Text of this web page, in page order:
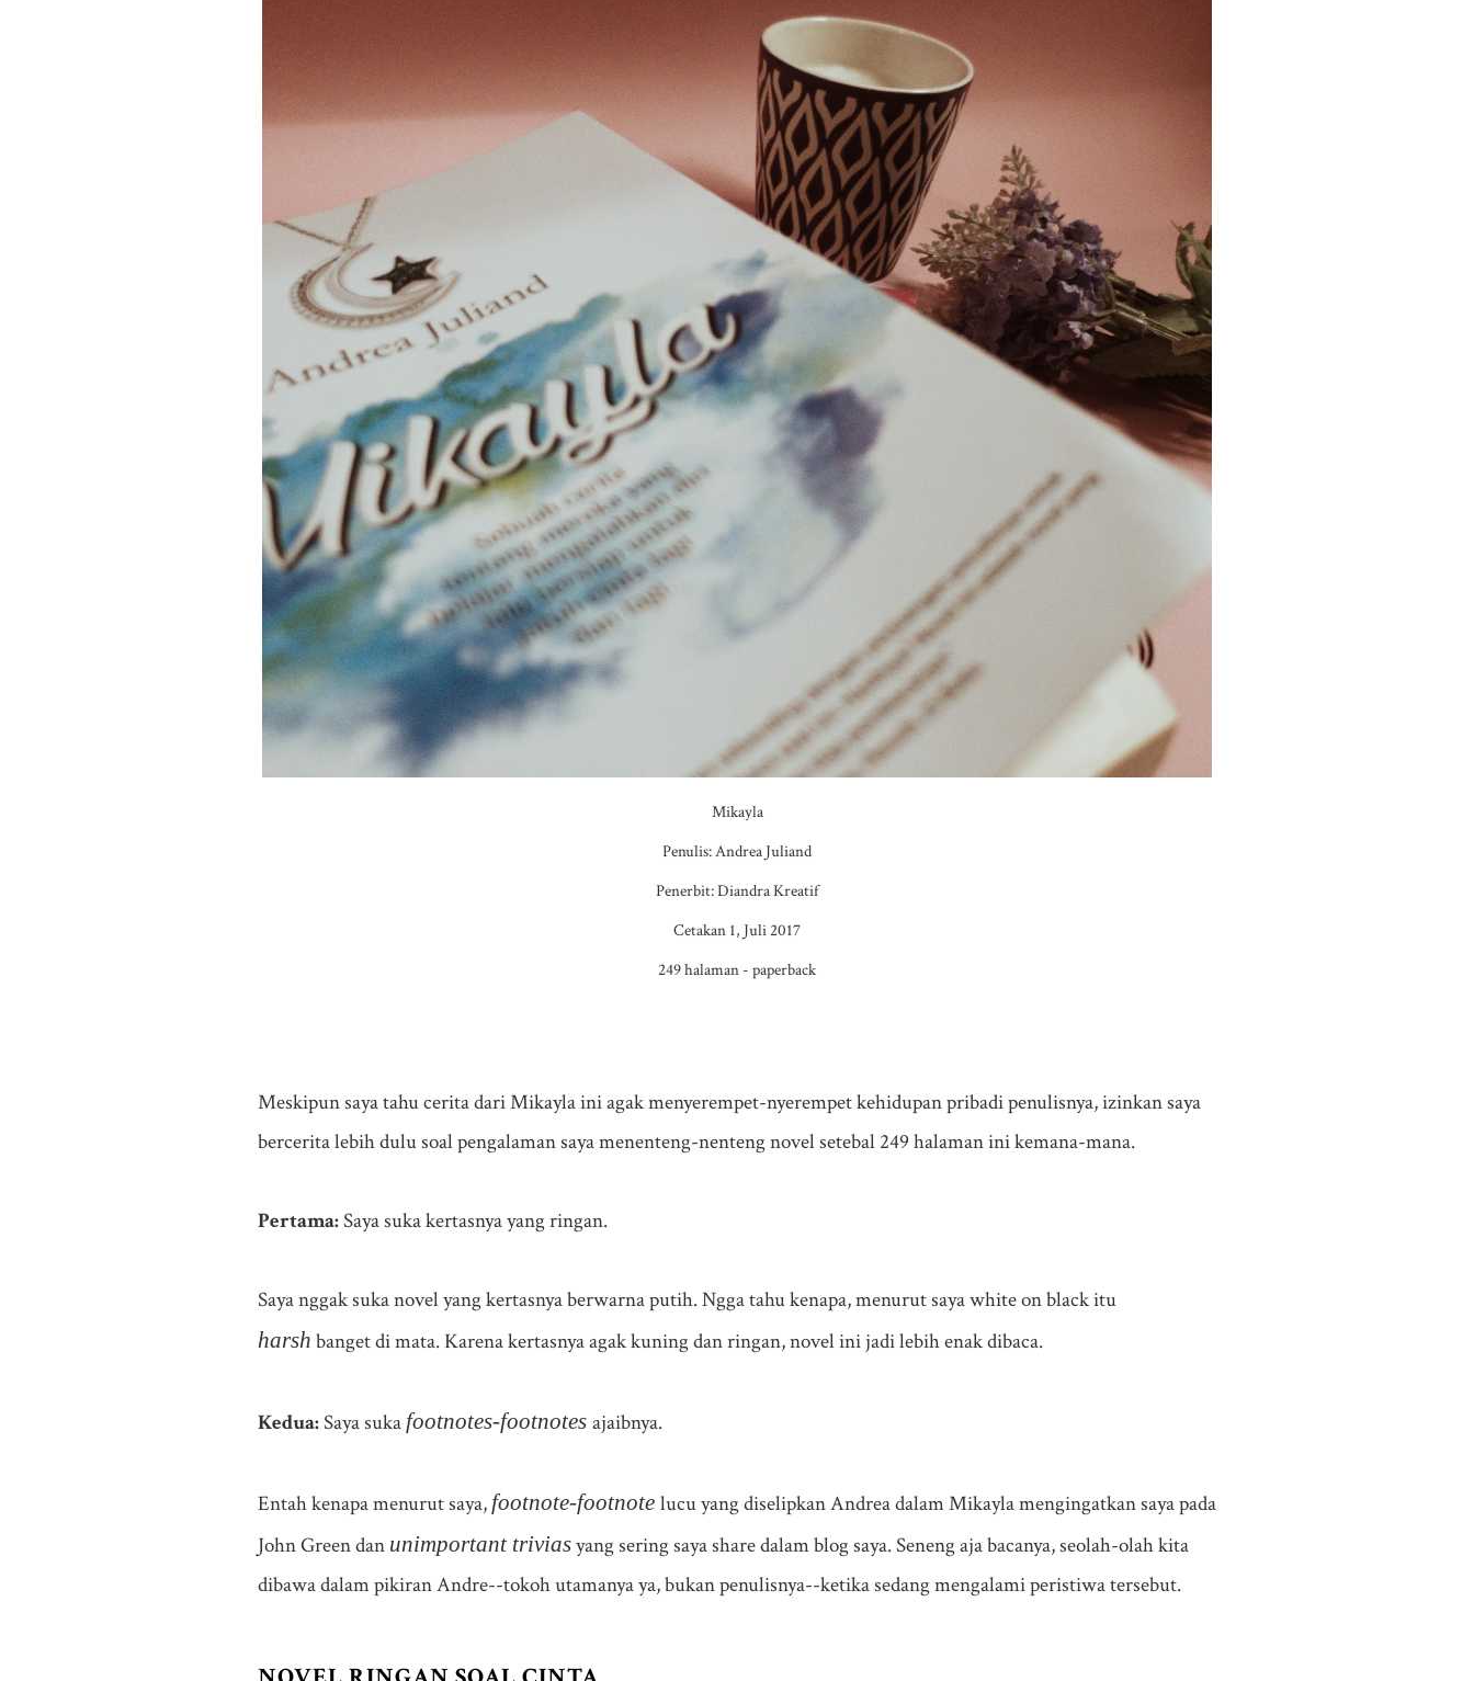
Mikayla
Penulis: Andrea Juliand
Penerbit: Diandra Kreatif
Cetakan 1, Juli 2017
249 halaman - paperback
Meskipun saya tahu cerita dari Mikayla ini agak menyerempet-nyerempet kehidupan pribadi penulisnya, izinkan saya
bercerita lebih dulu soal pengalaman saya menenteng-nenteng novel setebal 249 halaman ini kemana-mana.
Pertama:Saya suka kertasnya yang ringan.
Saya nggak suka novel yang kertasnya berwarna putih. Ngga tahu kenapa, menurut saya white on black itu
harsh banget di mata. Karena kertasnya agak kuning dan ringan, novel ini jadi lebih enak dibaca.
Kedua:Saya suka footnotes-footnotes ajaibnya.
Entah kenapa menurut saya, footnote-footnote lucu yang diselipkan Andrea dalam Mikayla mengingatkan saya pada
John Green dan unimportant triviasyang sering saya share dalam blog saya. Seneng aja bacanya, seolah-olah kita
dibawa dalam pikiran Andre--tokoh utamanya ya, bukan penulisnya--ketika sedang mengalami peristiwa tersebut.